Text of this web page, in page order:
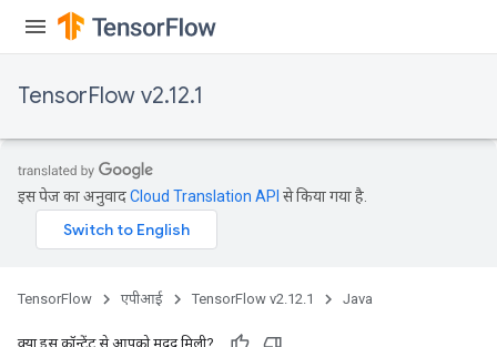
TensorFlow v2.12.1
इस पेज का अनुवादCloud Translation API से किया गया है.
TensorFlow एपीआई TensorFlow v2.12.1 Java
क्या इस कॉन्टेंट से आपको मदद मिली?